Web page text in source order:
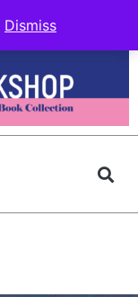
Dismiss